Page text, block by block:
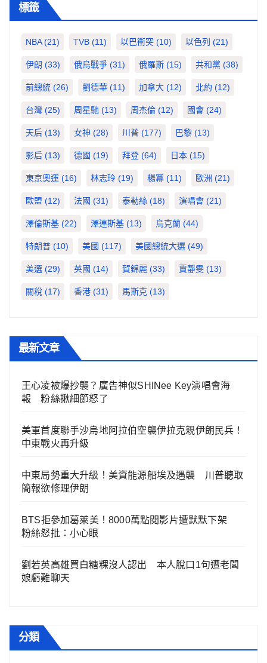
標籤
NBA(21) TVB (11) 以巴衝突 (10) 以色列 (21)
伊朗 (33) 俄烏戰爭 (31) 俄羅斯 (15) 共和黨 (38)
前總統 (26) 劉德華 (11) 加拿大 (12) 北約 (12)
台灣 (25) 周星馳 (13) 周杰倫 (12) 國會 (24)
天后 (13) 女神 (28) 川普 (177) 巴黎 (13)
影后 (13) 德國 (19) 拜登 (64) 日本 (15)
東京奧運 (16) 林志玲 (19) 楊冪 (11) 歐洲 (21)
歐盟 (12) 法國 (31) 泰勒絲 (18) 演唱會 (21)
澤倫斯基 (22) 澤連斯基 (13) 烏克蘭 (44)
特朗普 (10) 美國 (117) 美國總統大選 (49)
美選 (29) 英國 (14) 賀錦麗 (33) 賈靜雯 (13)
關稅 (17) 香港 (31) 馬斯克 (13)
最新文章
王心凌被爆抄襲？廣告神似SHINee Key演唱會海
報 粉絲揪細節怒了
美軍首度聯手沙烏地阿拉伯空襲伊拉克親伊朗民兵！
中東戰火再升級
中東局勢重大升級！美資能源船埃及遇襲 川普聽取
簡報欲修理伊朗
BTS拒參加葛萊美！8000萬點閱影片遭默默下架
粉絲怒批：小心眼
劉若英高雄買白糖粿沒人認出 本人脫口1句遭老闆
娘虧難聊天
分類